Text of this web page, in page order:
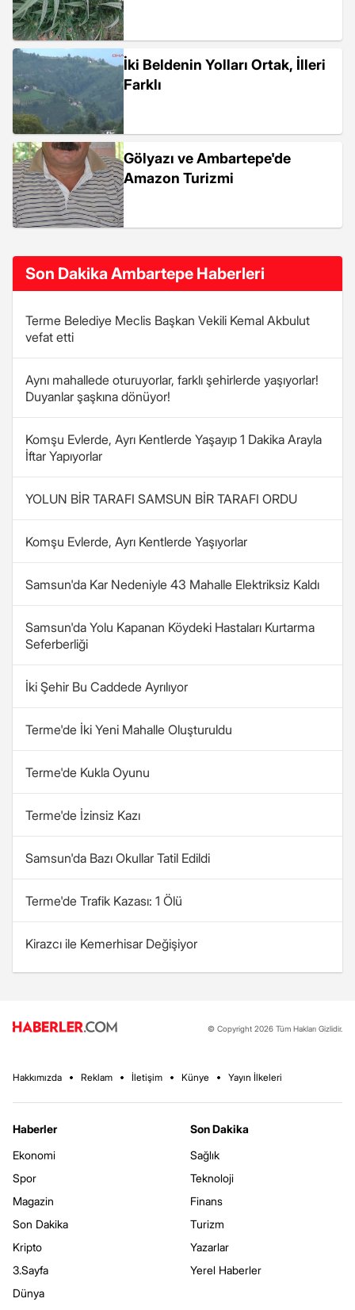
İki Beldenin Yolları Ortak, İlleri
Farklı
Gölyazı ve Ambartepe'de
Amazon Turizmi
Son Dakika Ambartepe Haberleri
Terme Belediye Meclis Başkan Vekili Kemal Akbulut
vefat etti
Aynı mahallede oturuyorlar, farklı şehirlerde yaşıyorlar!
Duyanlar şaşkına dönüyor!
Komşu Evlerde, Ayrı Kentlerde Yaşayıp 1 Dakika Arayla
İftar Yapıyorlar
YOLUN BİR TARAFI SAMSUN BİR TARAFI ORDU
Komşu Evlerde, Ayrı Kentlerde Yaşıyorlar
Samsun'da Kar Nedeniyle 43 Mahalle Elektriksiz Kaldı
Samsun'da Yolu Kapanan Köydeki Hastaları Kurtarma
Seferberliği
İki Şehir Bu Caddede Ayrılıyor
Terme'de İki Yeni Mahalle Oluşturuldu
Terme'de Kukla Oyunu
Terme'de İzinsiz Kazı
Samsun'da Bazı Okullar Tatil Edildi
Terme'de Trafik Kazası: 1 Ölü
Kirazcı ile Kemerhisar Değişiyor
© Copyright 2026 Tüm Hakları Gizlidir.
Hakkımızda Reklam İletişim Künye Yayın İlkeleri
Haberler
Ekonomi
Spor
Magazin
Son Dakika
Kripto
3.Sayfa
Dünya
Son Dakika
Sağlık
Teknoloji
Finans
Turizm
Yazarlar
Yerel Haberler